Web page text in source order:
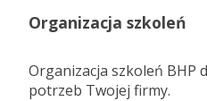
Organizacja szkoleń
Organizacja szkoleń BHP
potrzeb Twojej firmy.